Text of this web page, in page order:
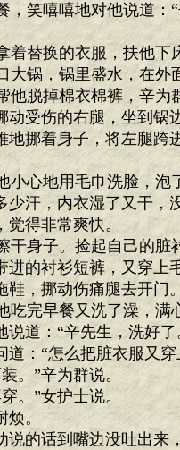
笑嘻嘻地对他说道：
替换的衣服，扶他下
锅，锅里盛水，在外
脱掉棉衣棉裤，辛为
动受伤的右腿，坐到锅
地挪着身子，将左腿跨
心地用毛巾洗脸，泡
少汗，内衣湿了又干，
觉得非常爽快。
身子。捡起自己的脏
进的衬衫短裤，又穿上
鞋，挪动伤痛腿去开门
完早餐又洗了澡，满
道：“辛先生，洗好
：“怎么把脏衣服又穿
。”辛为群说。
。”女护士说。
烦。
的话到嘴边没吐出来